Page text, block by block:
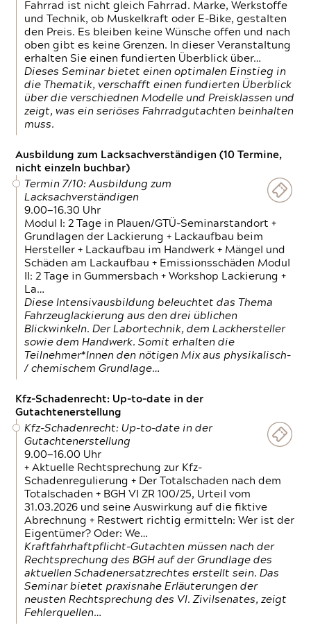
Fahrrad ist nicht gleich Fahrrad. Marke, Werkstoffe
und Technik, ob Muskelkraft oder E-Bike, gestalten
den Preis. Es bleiben keine Wünsche offen und nach
oben gibt es keine Grenzen. In dieser Veranstaltung
erhalten Sie einen fundierten Überblick über…
Dieses Seminar bietet einen optimalen Einstieg in
die Thematik, verschafft einen fundierten Überblick
über die verschiednen Modelle und Preisklassen und
zeigt, was ein seriöses Fahrradgutachten beinhalten
muss.
Ausbildung zum Lacksachverständigen (10 Termine,
nicht einzeln buchbar)
Termin 7/10: Ausbildung zum
Lacksachverständigen
9.00—16.30 Uhr
Modul I: 2 Tage in Plauen/GTÜ-Seminarstandort +
Grundlagen der Lackierung + Lackaufbau beim
Hersteller + Lackaufbau im Handwerk + Mängel und
Schäden am Lackaufbau + Emissionsschäden Modul
II: 2 Tage in Gummersbach + Workshop Lackierung +
La…
Diese Intensivausbildung beleuchtet das Thema
Fahrzeuglackierung aus den drei üblichen
Blickwinkeln. Der Labortechnik, dem Lackhersteller
sowie dem Handwerk. Somit erhalten die
Teilnehmer*Innen den nötigen Mix aus physikalisch-
/ chemischem Grundlage…
Kfz-Schadenrecht: Up-to-date in der
Gutachtenerstellung
Kfz-Schadenrecht: Up-to-date in der
Gutachtenerstellung
9.00—16.00 Uhr
+ Aktuelle Rechtsprechung zur Kfz-
Schadenregulierung + Der Totalschaden nach dem
Totalschaden + BGH VI ZR 100/25, Urteil vom
31.03.2026 und seine Auswirkung auf die fiktive
Abrechnung + Restwert richtig ermitteln: Wer ist der
Eigentümer? Oder: We…
Kraftfahrhaftpflicht-Gutachten müssen nach der
Rechtsprechung des BGH auf der Grundlage des
aktuellen Schadenersatzrechtes erstellt sein. Das
Seminar bietet praxisnahe Erläuterungen der
neusten Rechtsprechung des VI. Zivilsenates, zeigt
Fehlerquellen…